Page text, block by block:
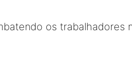
os trabalhadores